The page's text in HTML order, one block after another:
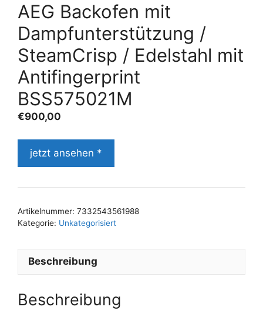
AEG Backofen mit
Dampfunterstützung /
SteamCrisp / Edelstahl mit
Antifingerprint
BSS575021M
€900,00
jetzt ansehen *
Artikelnummer: 7332543561988
Kategorie: Unkategorisiert
Beschreibung
Beschreibung